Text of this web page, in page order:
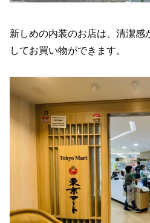
新しめの内装のお店は、清潔感
してお買い物ができます。